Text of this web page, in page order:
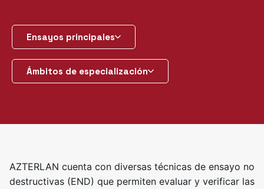
Ensayos principales
Ámbitos de especialización
AZTERLAN cuenta con diversas técnicas de ensayo no
destructivas (END) que permiten evaluar y verificar las